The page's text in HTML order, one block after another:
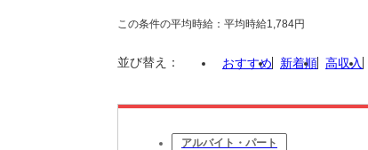
この条件の平均時給：平均時給1,784円
並び替え： おすすめ 新着順 高収入
アルバイト・パート